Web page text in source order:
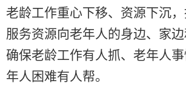
老龄工作重心下移、资源下沉
服务资源向老年人的身边、家边
确保老龄工作有人抓、老年人
年人困难有人帮。